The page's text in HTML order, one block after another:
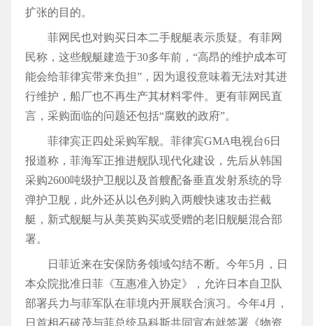
扩张的目的。
菲网民也对购买日本二手舰艇表示质疑。有菲网
民称，这些舰艇建造于30多年前，“高昂的维护成本可
能会给菲律宾带来负担”，因为退役意味着无法对其进
行维护，船厂也不再生产其材料零件。更有菲网民直
言，采购面临的问题还包括“腐败的政府”。
菲律宾正四处采购军舰。菲律宾GMA电视台6日
报道称，菲海军正推进舰队现代化建设，先后从韩国
采购2600吨级护卫舰以及首艘配备垂直发射系统的导
弹护卫舰，此外还从以色列购入两艘快速攻击拦截
艇，新式舰艇与从美英购买或受赠的老旧舰艇混合部
署。
日菲近来在安保防务领域勾结不断。今年5月，日
本众院批准日菲《互惠准入协定》，允许日本自卫队
部署兵力与菲军队在菲境内开展联合演习。今年4月，
日首相石破茂与菲总统马科斯共同宣布就签署《物资